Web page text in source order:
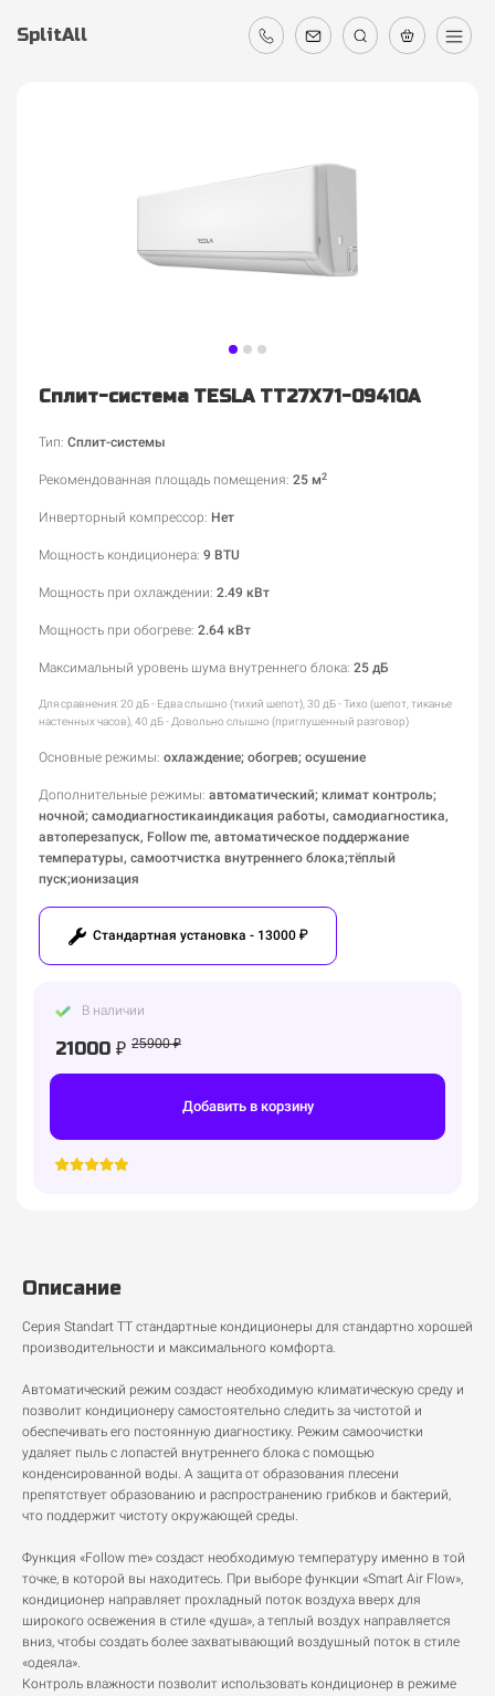
SplitAll
Сплит-система TESLA TT27X71-09410A
Тип: Сплит-системы
Рекомендованная площадь помещения: 25 м2
Инверторный компрессор: Нет
Мощность кондиционера: 9 BTU
Мощность при охлаждении: 2.49 кВт
Мощность при обогреве: 2.64 кВт
Максимальный уровень шума внутреннего блока: 25 дБ
Для сравнения: 20 дБ - Едва слышно (тихий шепот), 30 дБ - Тихо (шепот, тиканье
настенных часов), 40 дБ - Довольно слышно (приглушенный разговор)
Основные режимы: охлаждение; обогрев; осушение
Дополнительные режимы: автоматический; климат контроль;
ночной; самодиагностикаиндикация работы, самодиагностика,
автоперезапуск, Follow me, автоматическое поддержание
температуры, самоотчистка внутреннего блока;тёплый
пуск;ионизация
Стандартная установка - 13000 ₽
В наличии
21000 ₽ 25900 ₽
Добавить в корзину
Описание
Серия Standart TT стандартные кондиционеры для стандартно хорошей
производительности и максимального комфорта.
Автоматический режим создаст необходимую климатическую среду и
позволит кондиционеру самостоятельно следить за чистотой и
обеспечивать его постоянную диагностику. Режим самоочистки
удаляет пыль с лопастей внутреннего блока с помощью
конденсированной воды. А защита от образования плесени
препятствует образованию и распространению грибков и бактерий,
что поддержит чистоту окружающей среды.
Функция «Follow me» создаст необходимую температуру именно в той
точке, в которой вы находитесь. При выборе функции «Smart Air Flow»,
кондиционер направляет прохладный поток воздуха вверх для
широкого освежения в стиле «душа», а теплый воздух направляется
вниз, чтобы создать более захватывающий воздушный поток в стиле
«одеяла».
Контроль влажности позволит использовать кондиционер в режиме